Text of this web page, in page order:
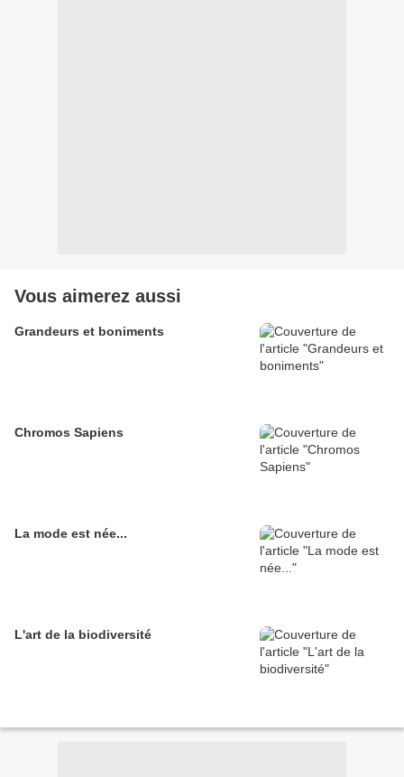
Vous aimerez aussi
Grandeurs et boniments
Chromos Sapiens
La mode est née...
L'art de la biodiversité